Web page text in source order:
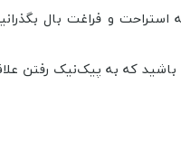
و فراغت بال
که به پیک‌نیک رفتن